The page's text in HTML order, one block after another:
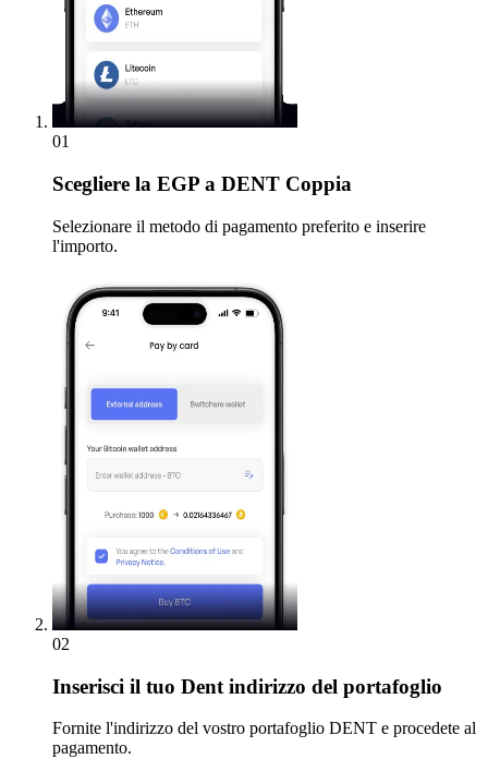
01
Scegliere la EGP a DENT Coppia
Selezionare il metodo di pagamento preferito e inserire
l'importo.
02
Inserisci il tuo Dent indirizzo del portafoglio
Fornite l'indirizzo del vostro portafoglio DENT e procedete al
pagamento.